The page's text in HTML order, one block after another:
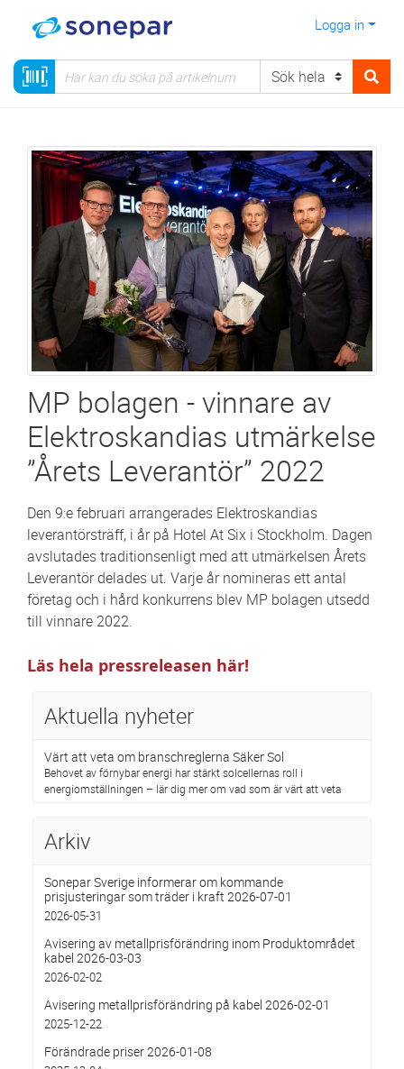
Logga in
MP bolagen - vinnare av
Elektroskandias utmärkelse
”Årets Leverantör” 2022
Den 9:e februari arrangerades Elektroskandias
leverantörsträff, i år på Hotel At Six i Stockholm. Dagen
avslutades traditionsenligt med att utmärkelsen Årets
Leverantör delades ut. Varje år nomineras ett antal
företag och i hård konkurrens blev MP bolagen utsedd
till vinnare 2022.
Läs hela pressreleasen här!
Aktuella nyheter
Värt att veta om branschreglerna Säker Sol
Behovet av förnybar energi har stärkt solcellernas roll i
energiomställningen – lär dig mer om vad som är värt att veta
Arkiv
Sonepar Sverige informerar om kommande
prisjusteringar som träder i kraft 2026-07-01
2026-05-31
Avisering av metallprisförändring inom Produktområdet
kabel 2026-03-03
2026-02-02
Avisering metallprisförändring på kabel 2026-02-01
2025-12-22
Förändrade priser 2026-01-08